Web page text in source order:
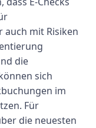
auch mit Risiken
die
sich
im
Für
die neuesten